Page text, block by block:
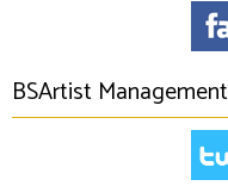
BSArtist Management